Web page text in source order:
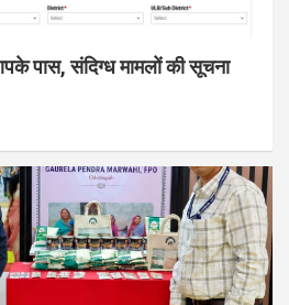
पास, संदिग्ध मामलों की सूचना